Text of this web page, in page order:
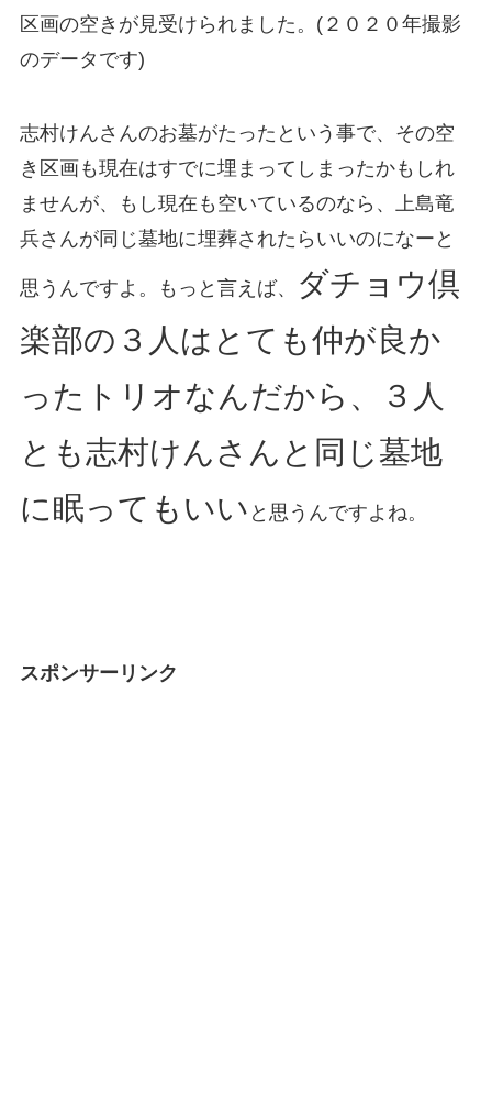
区画の空きが見受けられました。(２０２０年撮影
のデータです)
志村けんさんのお墓がたったという事で、その空
き区画も現在はすでに埋まってしまったかもしれ
ませんが、もし現在も空いているのなら、上島竜
兵さんが同じ墓地に埋葬されたらいいのになーと
思うんですよ。もっと言えば、
ダチョウ倶
楽部の３人はとても仲が良か
ったトリオなんだから、３人
とも志村けんさんと同じ墓地
に眠ってもいい と思うんですよね。
スポンサーリンク